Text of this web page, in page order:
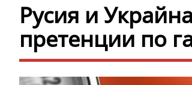
Русия и
претенции по